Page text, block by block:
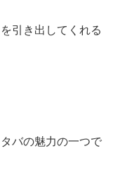
引き出してくれる
バの魅力の一つで